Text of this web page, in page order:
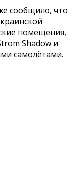
сообщило, что
помещения,
Shadow и
самолётами.